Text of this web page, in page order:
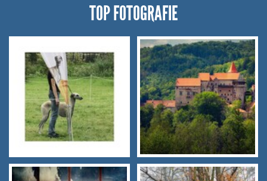
TOP FOTOGRAFIE